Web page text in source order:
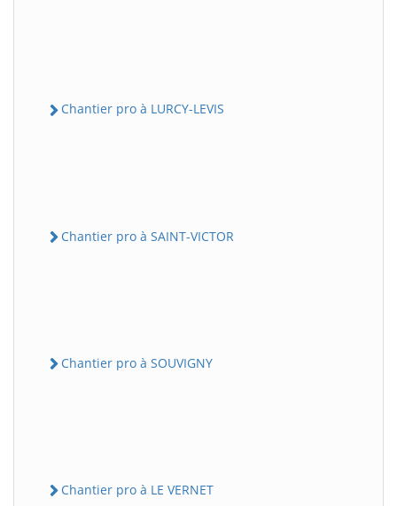
Chantier pro à LURCY-LEVIS
Chantier pro à SAINT-VICTOR
Chantier pro à SOUVIGNY
Chantier pro à LE VERNET